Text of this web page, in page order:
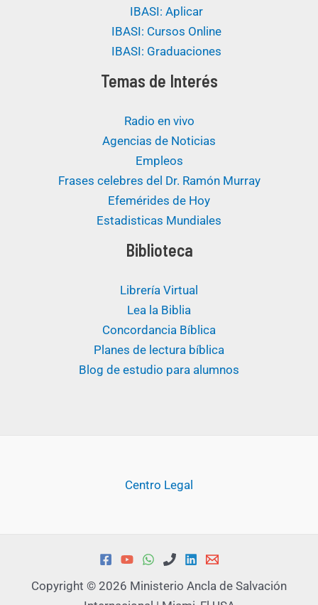
IBASI: Aplicar
IBASI: Cursos Online
IBASI: Graduaciones
Temas de Interés
Radio en vivo
Agencias de Noticias
Empleos
Frases celebres del Dr. Ramón Murray
Efemérides de Hoy
Estadisticas Mundiales
Biblioteca
Librería Virtual
Lea la Biblia
Concordancia Bíblica
Planes de lectura bíblica
Blog de estudio para alumnos
Centro Legal
Copyright © 2026 Ministerio Ancla de Salvación